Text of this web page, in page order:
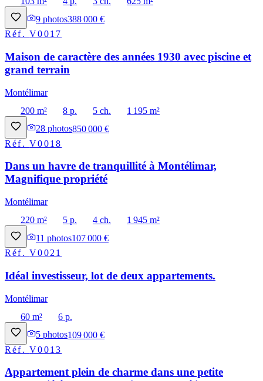
9 photos388 000 €
Réf.V0017
Maison de caractère des années 1930 avec piscine et
grand terrain
Montélimar
200 m²
8 p. 5 ch.
1 195 m²
28 photos850 000 €
Réf.V0018
Dans un havre de tranquillité à Montélimar,
Magnifique propriété
Montélimar
220 m²
5 p. 4 ch.
1 945 m²
11 photos107 000 €
Réf.V0021
Idéal investisseur, lot de deux appartements.
Montélimar
60 m²
6 p.
5 photos109 000 €
Réf.V0013
Appartement plein de charme dans une petite